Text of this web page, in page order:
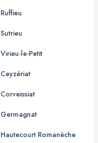
Ruffieu
Sutrieu
Virieu-le-Petit
Ceyzériat
Corveissiat
Germagnat
Hautecourt Romanèche